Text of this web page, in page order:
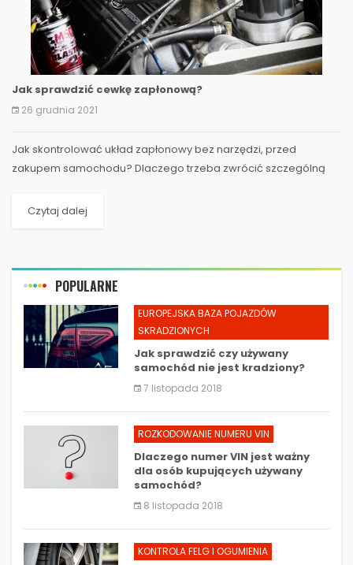
Jak sprawdzić cewkę zapłonową?
26 grudnia 2021
​Jak skontrolować układ zapłonowy bez narzędzi, przed
zakupem samochodu? Dlaczego trzeba zwrócić szczególną
cewka...
Czytaj dalej
POPULARNE
EUROPEJSKA BAZA POJAZDÓW
SKRADZIONYCH
Jak sprawdzić czy używany
samochód nie jest kradziony?
7 listopada 2018
ROZKODOWANIE NUMERU VIN
Dlaczego numer VIN jest ważny
dla osób kupujących używany
samochód?
8 listopada 2018
KONTROLA FELG I OGUMIENIA